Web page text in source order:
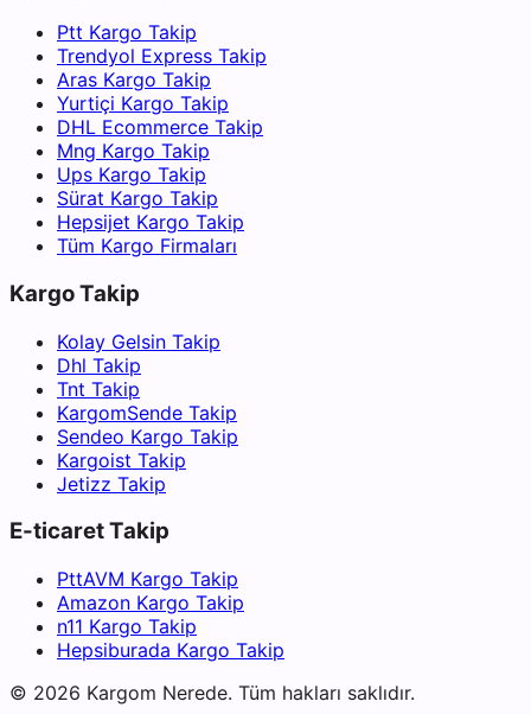
Ptt Kargo Takip
Trendyol Express Takip
Aras Kargo Takip
Yurtiçi Kargo Takip
DHL Ecommerce Takip
Mng Kargo Takip
Ups Kargo Takip
Sürat Kargo Takip
Hepsijet Kargo Takip
Tüm Kargo Firmaları
Kargo Takip
Kolay Gelsin Takip
Dhl Takip
Tnt Takip
KargomSende Takip
Sendeo Kargo Takip
Kargoist Takip
Jetizz Takip
E-ticaret Takip
PttAVM Kargo Takip
Amazon Kargo Takip
n11 Kargo Takip
Hepsiburada Kargo Takip
© 2026 Kargom Nerede. Tüm hakları saklıdır.